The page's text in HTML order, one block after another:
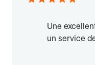
Une
un service